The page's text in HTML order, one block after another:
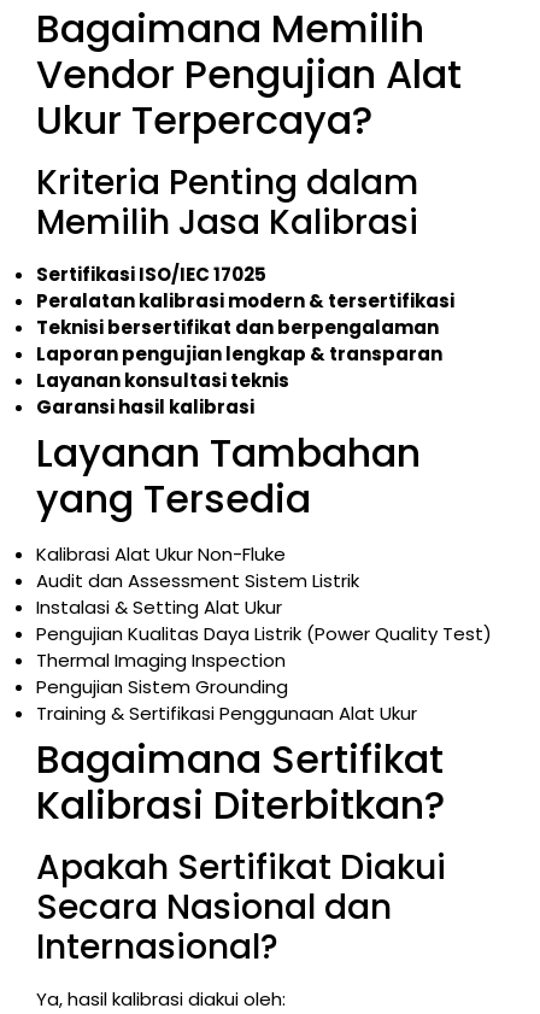
Bagaimana Memilih
Vendor Pengujian Alat
Ukur Terpercaya?
Kriteria Penting dalam
Memilih Jasa Kalibrasi
Sertifikasi ISO/IEC 17025
Peralatan kalibrasi modern & tersertifikasi
Teknisi bersertifikat dan berpengalaman
Laporan pengujian lengkap & transparan
Layanan konsultasi teknis
Garansi hasil kalibrasi
Layanan Tambahan
yang Tersedia
Kalibrasi Alat Ukur Non-Fluke
Audit dan Assessment Sistem Listrik
Instalasi & Setting Alat Ukur
Pengujian Kualitas Daya Listrik (Power Quality Test)
Thermal Imaging Inspection
Pengujian Sistem Grounding
Training & Sertifikasi Penggunaan Alat Ukur
Bagaimana Sertifikat
Kalibrasi Diterbitkan?
Apakah Sertifikat Diakui
Secara Nasional dan
Internasional?
Ya, hasil kalibrasi diakui oleh: